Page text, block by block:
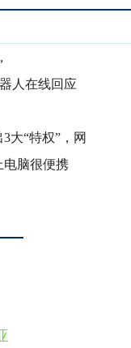
人在线回应
大“特权”，网
电脑很便携